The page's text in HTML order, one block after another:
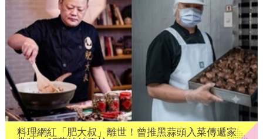
料理網紅「肥大叔」離世！曾推黑蒜頭入菜傳遞家